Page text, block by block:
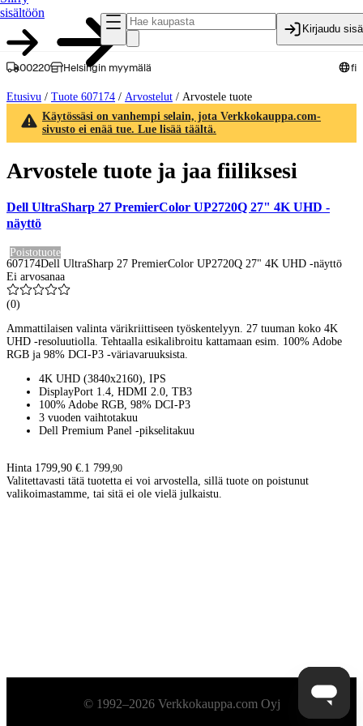
sisältöön
Kirjaudu
00220 Helsingin myymälä fi
Etusivu / Tuote 607174 / Arvostelut / Arvostele tuote
Käytössäsi on vanhempi selain, jota Verkkokauppa.com-
sivusto ei enää tue. Lue lisää täältä.
Arvostele tuote ja jaa fiiliksesi
Dell UltraSharp 27 PremierColor UP2720Q 27" 4K UHD -
näyttö
Poistotuote
607174Dell UltraSharp 27 PremierColor UP2720Q 27" 4K UHD -näyttö
Ei arvosanaa
(0)
Ammattilaisen valinta värikriittiseen työskentelyyn. 27 tuuman koko 4K
UHD -resoluutiolla. Tehtaalla esikalibroitu kattamaan esim. 100% Adobe
RGB ja 98% DCI-P3 -väriavaruuksista.
4K UHD (3840x2160), IPS
DisplayPort 1.4, HDMI 2.0, TB3
100% Adobe RGB, 98% DCI-P3
3 vuoden vaihtotakuu
Dell Premium Panel -pikselitakuu
Hinta 1799,90 €. 1 799,90
Valitettavasti tätä tuotetta ei voi arvostella, sillä tuote on poistunut
valikoimastamme, tai sitä ei ole vielä julkaistu.
Alatunniste© 1992–2026 Verkkokauppa.com Oyj